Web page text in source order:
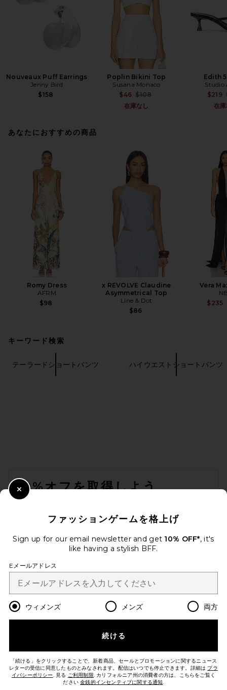
Nouveaux Puff Earrings
Jenny Bird
$158
Poplin Bikini Top
Susana Monaco
$46 Previous price:
$108
在庫なし
Edith
Studio
$219
在
あなたにおすすめの商品
Romy Dress
AFRM
$98
x REVOLVE Claudine
Asymmetrical Top
Line & Dot
$86
Vera
$235
キーワード検索
テーラードショートパンツ ハイウエストショートパンツ
10%オフを取得しよう
も配信停止できます。
プライバシーポリシー
Change Country Regions
ja USD
改善にご協力ください！
カスタマーサービス
ファッションゲームを格上げ
Sign up for our email newsletter and get 10% OFF*, it's
like having a stylish BFF.
Eメールアドレス
ウィメンズ メンズ 両方
続ける
「続ける」をクリックすることで、新着商品、セールとプロモーションに関するニュース
レターの受信に同意したものとみなされます。配信はいつでも停止できます。詳細は プラ
イバシーポリシー. 見る ご利用制限. カリフォルニア州の消費者の方は、こちらをご覧く
ださい金銭的インセンティブに関する通知.
Close Modal